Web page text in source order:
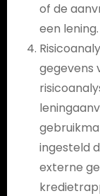
of de
een lening.
gegevens
ingesteld
externe